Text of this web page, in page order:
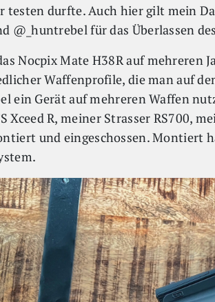
testen durfte. Auch hier gilt mein
@_huntrebel für das Überlassen
Nocpix Mate H38R auf mehreren
Waffenprofile, die man auf
ein Gerät auf mehreren Waffen
Xceed R, meiner Strasser RS700,
und eingeschossen. Montiert